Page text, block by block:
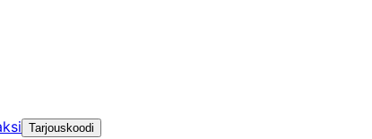
Tarjouskoodi